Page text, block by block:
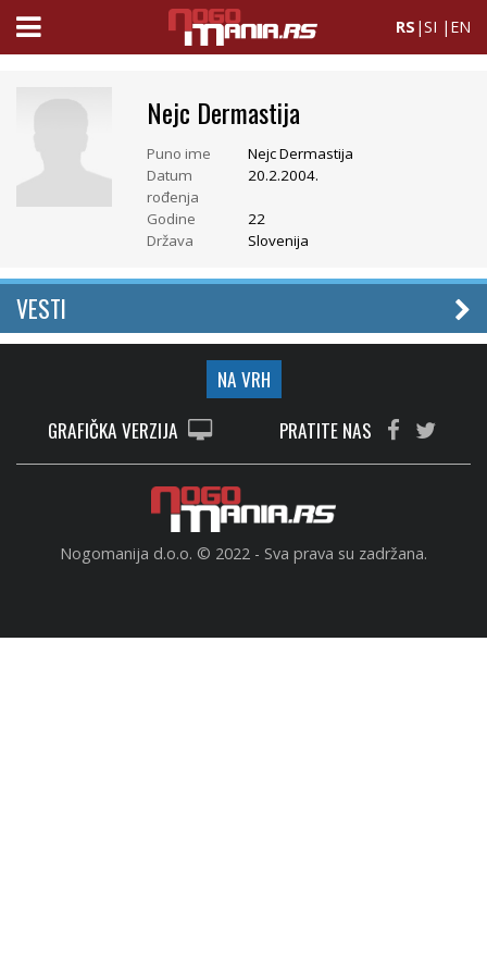
RS |SI | EN
Nejc Dermastija
Puno ime
Nejc Dermastija
Datum
rođenja
20.2.2004.
Godine
22
Država
Slovenija
VESTI
NA VRH
GRAFIČKA VERZIJA
PRATITE NAS
Nogomanija d.o.o. © 2022 - Sva prava su zadržana.